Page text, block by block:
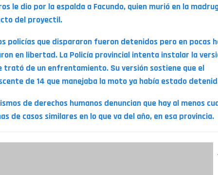
le dio por la espalda a Facundo, quien murió en la
del proyectil.
policías que dispararon fueron detenidos pero en pocas
en libertad. La Policía provincial intenta instalar la
trató de un enfrentamiento. Su versión sostiene que el
de 14 que manejaba la moto ya había estado
de derechos humanos denuncian que hay al menos
de casos similares en lo que va del año, en esa provincia.